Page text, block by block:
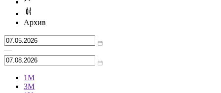
Архив
—
1М
3М